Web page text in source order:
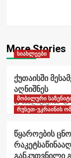
More Stories
სიახლეები
ქუთაისში
აღნიშნეს
ანალიტიკოსი
მობილური
რუსეთ-უკრაინის
წყაროების
განკუთვნილი